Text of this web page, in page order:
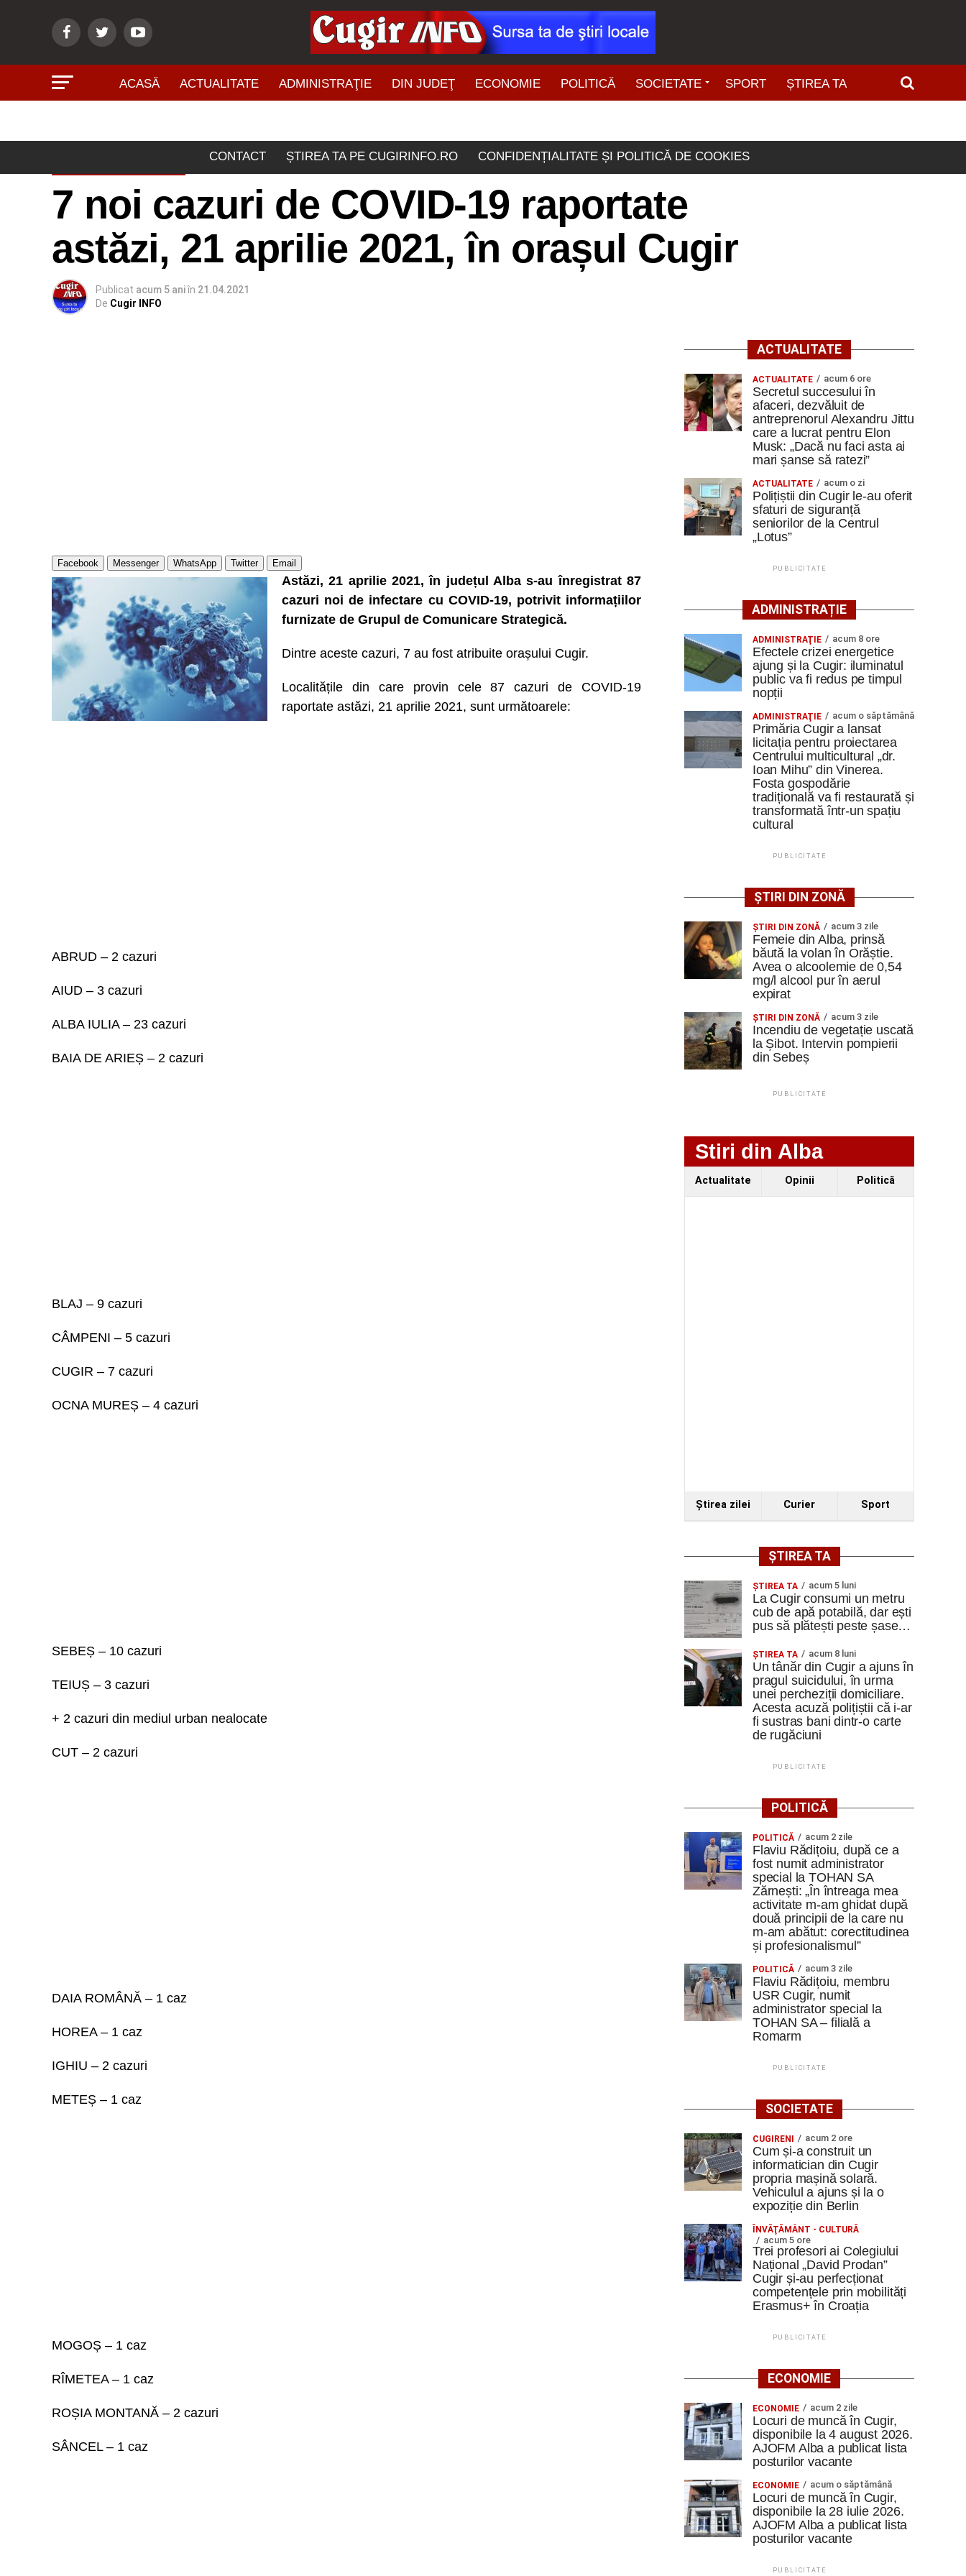
ACASĂ ACTUALITATE ADMINISTRAŢIE DIN JUDEŢ ECONOMIE POLITICĂ SOCIETATE SPORT ȘTIREA TA
CONTACT ȘTIREA TA PE CUGIRINFO.RO CONFIDENȚIALITATE ȘI POLITICĂ DE COOKIES
7 noi cazuri de COVID-19 raportate
astăzi, 21 aprilie 2021, în orașul Cugir
Publicat acum 5 aniîn 21.04.2021
De Cugir INFO
Facebook Messenger WhatsApp Twitter Email
Astăzi, 21 aprilie 2021, în județul Alba s-au înregistrat 87
cazuri noi de infectare cu COVID-19, potrivit informațiilor
furnizate de Grupul de Comunicare Strategică.
Dintre aceste cazuri, 7 au fost atribuite orașului Cugir.
Localitățile din care provin cele 87 cazuri de COVID-19
raportate astăzi, 21 aprilie 2021, sunt următoarele:
ABRUD – 2 cazuri
AIUD – 3 cazuri
ALBA IULIA – 23 cazuri
BAIA DE ARIEȘ – 2 cazuri
BLAJ – 9 cazuri
CÂMPENI – 5 cazuri
CUGIR – 7 cazuri
OCNA MUREȘ – 4 cazuri
SEBEȘ – 10 cazuri
TEIUȘ – 3 cazuri
+ 2 cazuri din mediul urban nealocate
CUT – 2 cazuri
DAIA ROMÂNĂ – 1 caz
HOREA – 1 caz
IGHIU – 2 cazuri
METEȘ – 1 caz
MOGOȘ – 1 caz
RÎMETEA – 1 caz
ROȘIA MONTANĂ – 2 cazuri
SÂNCEL – 1 caz
ACTUALITATE
ACTUALITATE acum 6 ore
Secretul succesului în
afaceri, dezvăluit de
antreprenorul Alexandru Jittu
care a lucrat pentru Elon
Musk: „Dacă nu faci asta ai
mari șanse să ratezi”
ACTUALITATE acum o zi
Polițiștii din Cugir le-au oferit
sfaturi de siguranță
seniorilor de la Centrul
„Lotus”
PUBLICITATE
ADMINISTRAȚIE
ADMINISTRAŢIE acum 8 ore
Efectele crizei energetice
ajung și la Cugir: iluminatul
public va fi redus pe timpul
nopții
ADMINISTRAŢIE acum o săptămână
Primăria Cugir a lansat
licitația pentru proiectarea
Centrului multicultural „dr.
Ioan Mihu” din Vinerea.
Fosta gospodărie
tradițională va fi restaurată și
transformată într-un spațiu
cultural
PUBLICITATE
ȘTIRI DIN ZONĂ
ŞTIRI DIN ZONĂ acum 3 zile
Femeie din Alba, prinsă
băută la volan în Orăștie.
Avea o alcoolemie de 0,54
mg/l alcool pur în aerul
expirat
ŞTIRI DIN ZONĂ acum 3 zile
Incendiu de vegetație uscată
la Șibot. Intervin pompierii
din Sebeș
PUBLICITATE
Stiri din Alba
Actualitate Opinii Politică
Ştirea zilei Curier Sport
ȘTIREA TA
ȘTIREA TA acum 5 luni
La Cugir consumi un metru
cub de apă potabilă, dar ești
pus să plătești peste șase…
ȘTIREA TA acum 8 luni
Un tânăr din Cugir a ajuns în
pragul suicidului, în urma
unei percheziții domiciliare.
Acesta acuză polițiștii că i-ar
fi sustras bani dintr-o carte
de rugăciuni
PUBLICITATE
POLITICĂ
POLITICĂ acum 2 zile
Flaviu Rădițoiu, după ce a
fost numit administrator
special la TOHAN SA
Zărnești: „În întreaga mea
activitate m-am ghidat după
două principii de la care nu
m-am abătut: corectitudinea
și profesionalismul”
POLITICĂ acum 3 zile
Flaviu Rădițoiu, membru
USR Cugir, numit
administrator special la
TOHAN SA – filială a
Romarm
PUBLICITATE
SOCIETATE
CUGIRENI acum 2 ore
Cum și-a construit un
informatician din Cugir
propria mașină solară.
Vehiculul a ajuns și la o
expoziție din Berlin
ÎNVĂŢĂMÂNT - CULTURĂ
acum 5 ore
Trei profesori ai Colegiului
Național „David Prodan”
Cugir și-au perfecționat
competențele prin mobilități
Erasmus+ în Croația
PUBLICITATE
ECONOMIE
ECONOMIE acum 2 zile
Locuri de muncă în Cugir,
disponibile la 4 august 2026.
AJOFM Alba a publicat lista
posturilor vacante
ECONOMIE acum o săptămână
Locuri de muncă în Cugir,
disponibile la 28 iulie 2026.
AJOFM Alba a publicat lista
posturilor vacante
PUBLICITATE